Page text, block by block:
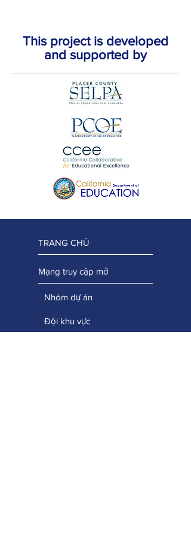
This project is developed
and supported by
TRANG CHỦ
Mạng truy cập mở
Nhóm dự án
Đội khu vực